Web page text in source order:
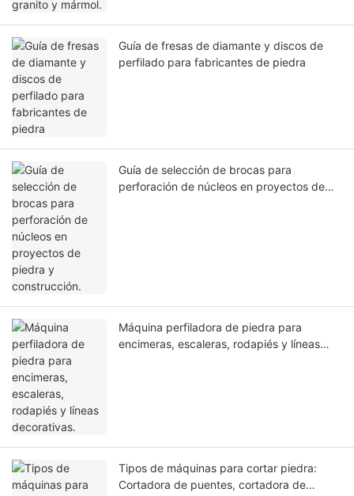
Guía de fresas de diamante y discos de
perfilado para fabricantes de piedra
Guía de selección de brocas para
perforación de núcleos en proyectos de
Máquina perfiladora de piedra para
encimeras, escaleras, rodapiés y líneas
Tipos de máquinas para cortar piedra:
Cortadora de puentes, cortadora de